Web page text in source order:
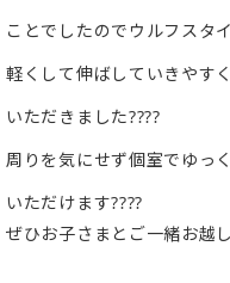
ことでしたのでウルフスタ
軽くして伸ばしていきやす
いただきました????
周りを気にせず個室でゆっ
いただけます????
ぜひお子さまとご一緒お越